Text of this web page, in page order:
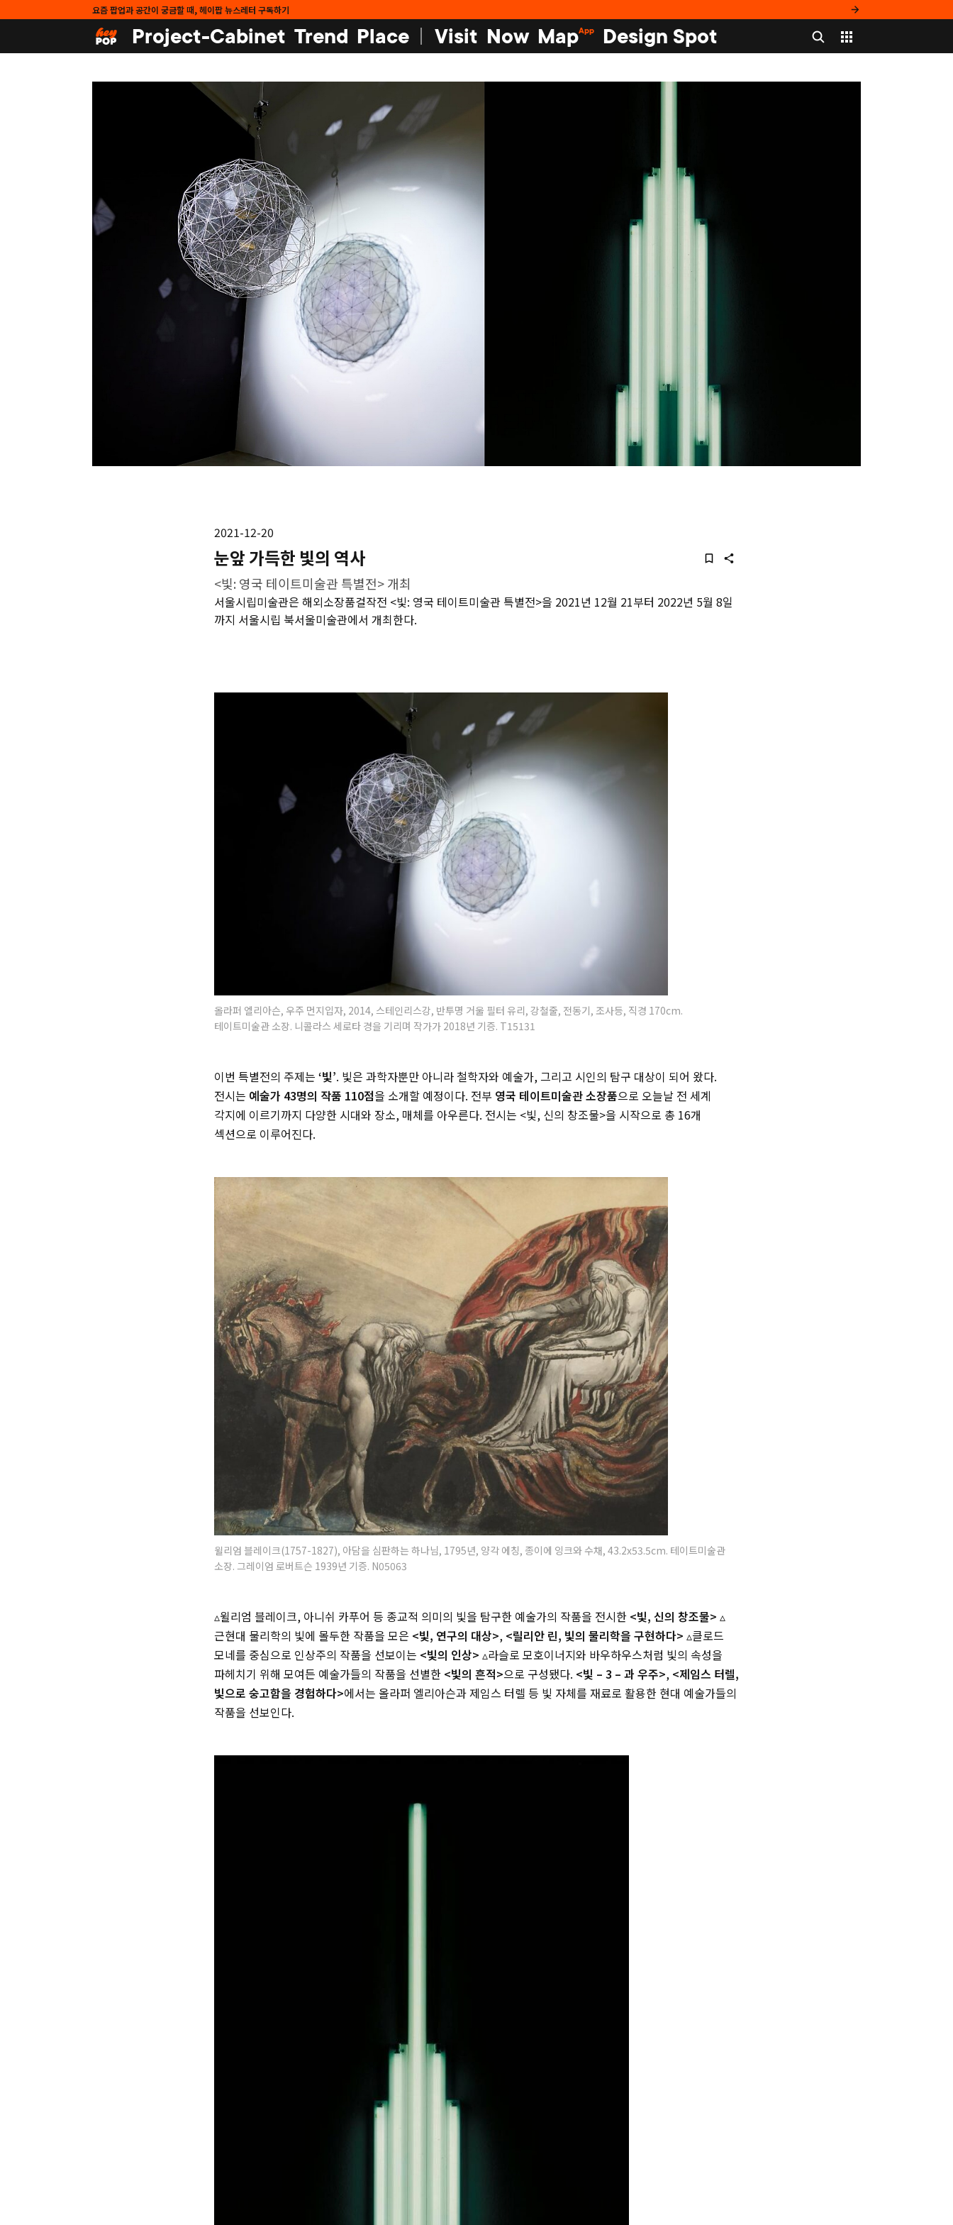
요즘 팝업과 공간이 궁금할 때, 헤이팝 뉴스레터 구독하기
Project-Cabinet Trend Place Visit Now MapApp Design Spot
2021-12-20
눈앞 가득한 빛의 역사
<빛: 영국 테이트미술관 특별전> 개최
서울시립미술관은 해외소장품걸작전 <빛: 영국 테이트미술관 특별전>을 2021년 12월 21부터 2022년 5월 8일
까지 서울시립 북서울미술관에서 개최한다.
올라퍼 엘리아슨, 우주 먼지입자, 2014, 스테인리스강, 반투명 거울 필터 유리, 강철줄, 전동기, 조사등, 직경 170cm.
테이트미술관 소장. 니콜라스 세로타 경을 기리며 작가가 2018년 기증. T15131
이번 특별전의 주제는 ‘빛’. 빛은 과학자뿐만 아니라 철학자와 예술가, 그리고 시인의 탐구 대상이 되어 왔다.
전시는 예술가 43명의 작품 110점을 소개할 예정이다. 전부 영국 테이트미술관 소장품으로 오늘날 전 세계
각지에 이르기까지 다양한 시대와 장소, 매체를 아우른다. 전시는 <빛, 신의 창조물>을 시작으로 총 16개
섹션으로 이루어진다.
윌리엄 블레이크(1757-1827), 아담을 심판하는 하나님, 1795년, 양각 에칭, 종이에 잉크와 수채, 43.2x53.5cm. 테이트미술관
소장. 그레이엄 로버트슨 1939년 기증. N05063
▵윌리엄 블레이크, 아니쉬 카푸어 등 종교적 의미의 빛을 탐구한 예술가의 작품을 전시한 <빛, 신의 창조물> ▵
근현대 물리학의 빛에 몰두한 작품을 모은 <빛, 연구의 대상>, <릴리안 린, 빛의 물리학을 구현하다> ▵클로드
모네를 중심으로 인상주의 작품을 선보이는 <빛의 인상> ▵라슬로 모호이너지와 바우하우스처럼 빛의 속성을
파헤치기 위해 모여든 예술가들의 작품을 선별한 <빛의 흔적>으로 구성됐다. <빛 – 3 – 과 우주>, <제임스 터렐,
빛으로 숭고함을 경험하다>에서는 올라퍼 엘리아슨과 제임스 터렐 등 빛 자체를 재료로 활용한 현대 예술가들의
작품을 선보인다.